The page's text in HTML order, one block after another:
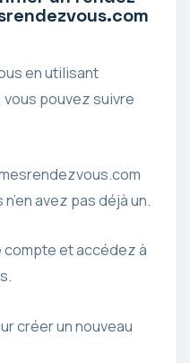
en utilisant
pouvez suivre
avez pas déjà un.
et accédez à
créer un nouveau